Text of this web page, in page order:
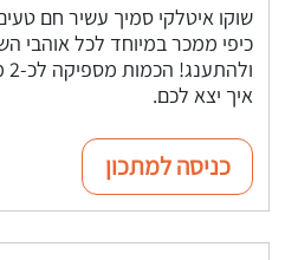
שוקו איטלקי סמיך עשיר חם
כיפי ממכר במיוחד לכל אוהבי
איך יצא לכם.
כניסה למתכון